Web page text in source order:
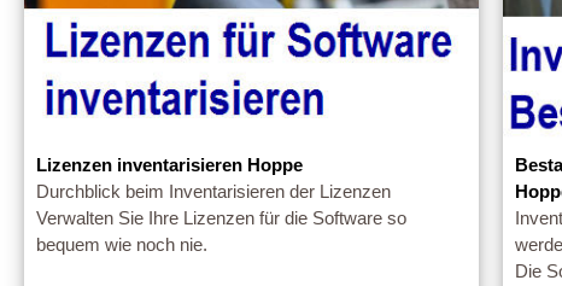
Lizenzen inventarisieren Hoppe
Durchblick beim Inventarisieren der Lizenzen
Verwalten Sie Ihre Lizenzen für die Software so
bequem wie noch nie.
Die